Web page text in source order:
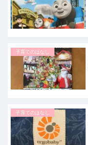
子育てのはなし
子育てのはなし